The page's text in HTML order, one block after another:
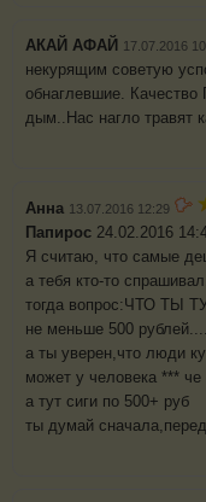
АКАЙ АФАЙ 17.07.2016
некурящим советую
обнаглевшие. Качество
дым..Нас нагло травят
Анна 13.07.2016 12:29
Папирос 24.02.2016
Я считаю, что самые
а тебя кто-то
тогда вопрос:ЧТО ТЫ
не меньше 500 рублей....
а ты уверен,что люди
может у человека ***
а тут сиги по 500+ руб
ты думай